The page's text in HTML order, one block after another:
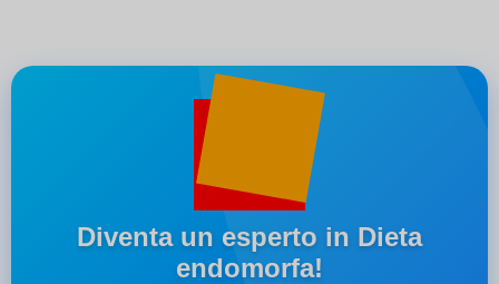
Diventa un esperto in Dieta
endomorfa!